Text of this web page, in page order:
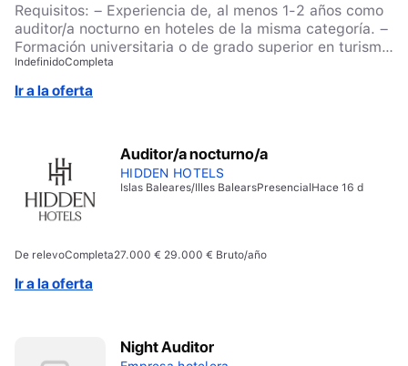
Requisitos: – Experiencia de, al menos 1-2 años como
auditor/a nocturno en hoteles de la misma categoría. –
Formación universitaria o de grado superior en turismo
o hostelería. – Se valorará el conocimiento de PMS,
especialmente de Ulyses Cloud. – Elevada orientación
al cliente y vocación de servicio. – Persona atenta a
Capacidad de trabajar en equipo. – Idiomas:
imprescindible tener buen dominio de castellano e
inglés, así como de un tercer idioma. Cualquier otro
idioma será valorado positivamente. – Disponibilidad
como festivos y fines de semana.
IndefinidoCompleta
Ir a la oferta
Auditor/a nocturno/a
HIDDEN HOTELS
Islas Baleares/Illes BalearsPresencialHace 16 d
De relevoCompleta27.000 € 29.000 € Bruto/año
Ir a la oferta
Night Auditor